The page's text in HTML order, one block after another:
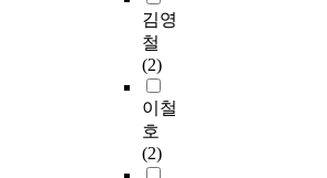
김영
철
(2)
이철
호
(2)